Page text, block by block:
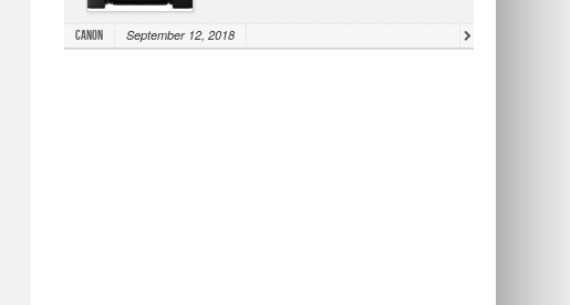
Canon September 12, 2018